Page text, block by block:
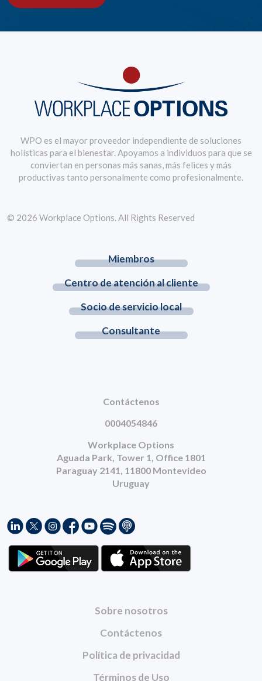
WPO es el mayor proveedor independiente de soluciones
holísticas para el bienestar. Apoyamos a individuos para que se
conviertan en personas más sanas, más felices y más
productivas tanto personalmente como profesionalmente.
Sobre nosotros
Contáctenos
Política de privacidad
Términos de Uso
Miembros
Centro de atención al cliente
Socio de servicio local
Consultante
Contáctenos
0004054846
Workplace Options
Aguada Park, Tower 1, Office 1801
Paraguay 2141, 11800 Montevideo
Uruguay
© 2026 Workplace Options. All Rights Reserved